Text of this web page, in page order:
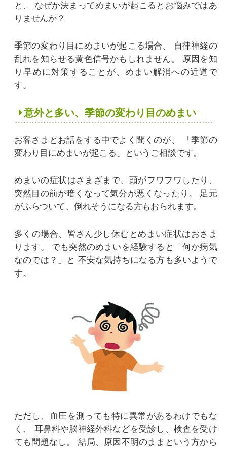
と、
なぜか決まってめまいが起こるとお悩みではあ
りませんか？
季節の変わり目にめまいが起こる場合、
自律神経の
乱れを知らせる黄色信号かもしれません。
原因を知
り早めに対策することが、めまい解消への近道で
す。
意外と多い、季節の変わり目のめまい
お客さまとお話をする中でよく聞くのが、
「季節の
変わり目にめまいが起こる」というご相談です。
めまいの症状はさまざまで、頭がフワフワしたり、
突然目の前が暗くなって気分が悪くなったり。
足元
がふらついて、倒れそうになる方もおられます。
多くの場合、皆さん少し休むとめまい症状はおさま
ります。
でも突然のめまいを経験すると「何か病気
なのでは？」と 不安な気持ちになる方も多いようで
す。
ただし、血圧を測っても特に異常があるわけでもな
く、
耳鼻科や脳神経外科などを受診し、検査を受け
ても問題なし。
結局、原因不明のままという方から